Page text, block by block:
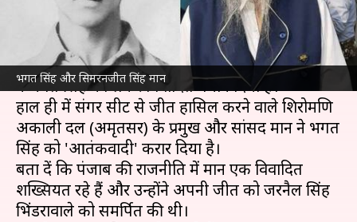
भगत सिंह और सिमरनजीत सिंह मान
क्या है खबर?
पंजाब के संगरूर से लोकसभा सांसदसिमरनजीत सिंह मान
ने भगत सिंह को लेकर विवादित बयान दिया है।
हाल ही में संगरूर सीट से जीत हासिल करने वाले शिरोमणि
अकाली दल (अमृतसर) के प्रमुख और सांसद मान ने भगत
सिंह को 'आतंकवादी' करार दिया है।
बता दें कि पंजाब की राजनीति में मान एक विवादित
शख्सियत रहे हैं और उन्होंने अपनी जीत को जरनैल सिंह
भिंडरावाले को समर्पित की थी।